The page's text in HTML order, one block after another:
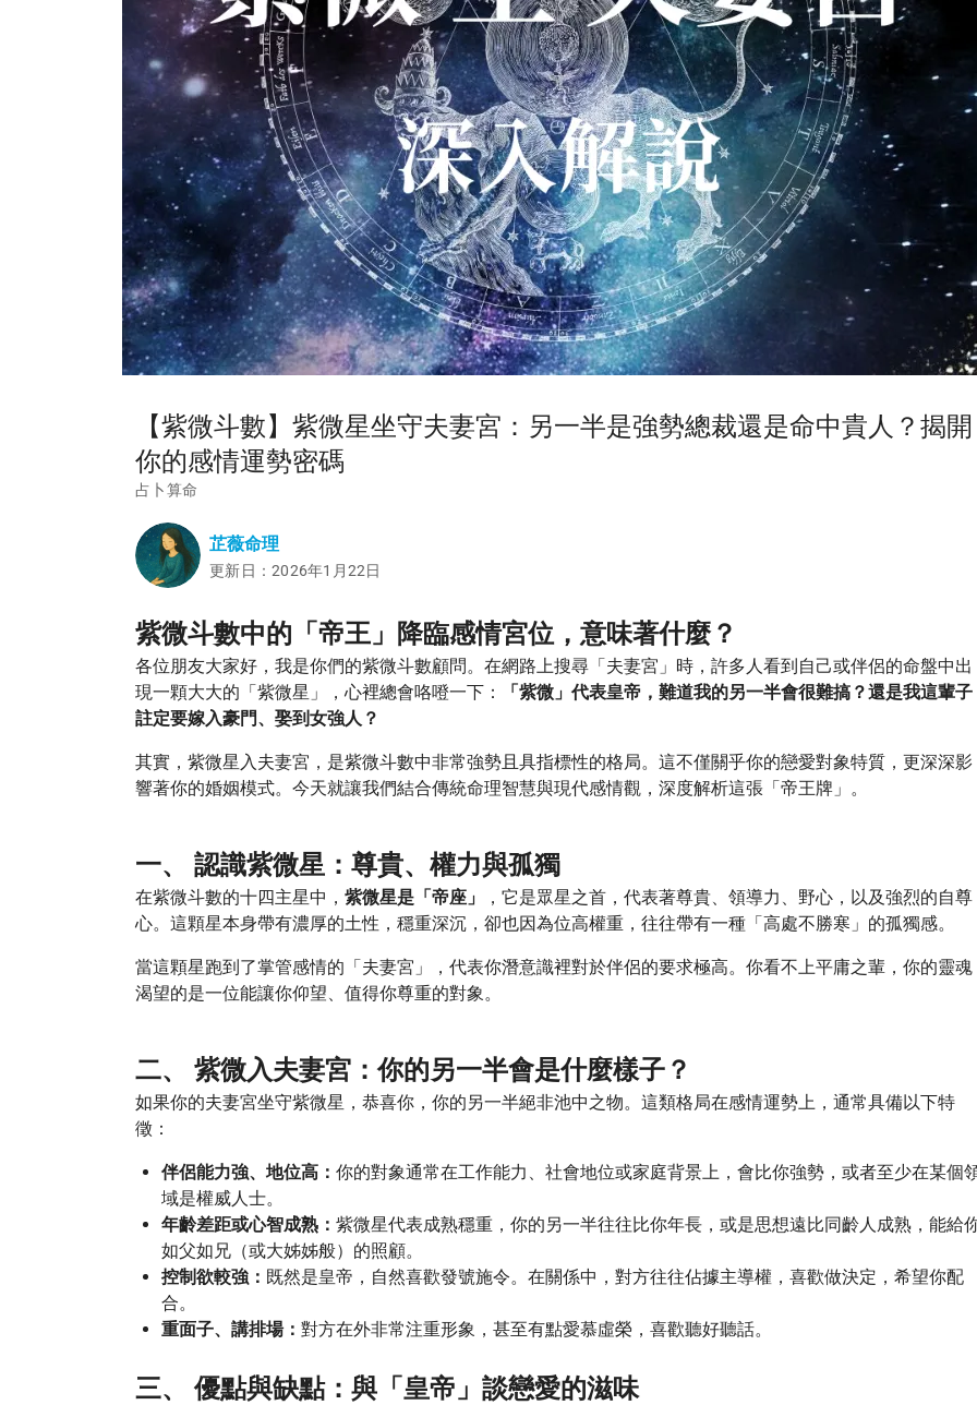
【紫微斗數】紫微星坐守夫妻宮：另一半是強勢總裁還是命中貴人？揭開
你的感情運勢密碼
占卜算命
芷薇命理
更新日：2026年1月22日
紫微斗數中的「帝王」降臨感情宮位，意味著什麼？
各位朋友大家好，我是你們的紫微斗數顧問。在網路上搜尋「夫妻宮」時，許多人看到自己或伴侶的命盤中出
現一顆大大的「紫微星」，心裡總會咯噔一下：
「紫微」代表皇帝，難道我的另一半會很難搞？還是我這輩子
註定要嫁入豪門、娶到女強人？
其實，紫微星入夫妻宮，是紫微斗數中非常強勢且具指標性的格局。這不僅關乎你的戀愛對象特質，更深深影
響著你的婚姻模式。今天就讓我們結合傳統命理智慧與現代感情觀，深度解析這張「帝王牌」。
一、 認識紫微星：尊貴、權力與孤獨
在紫微斗數的十四主星中， 紫微星是「帝座」
，它是眾星之首，代表著尊貴、領導力、野心，以及強烈的自尊
心。這顆星本身帶有濃厚的土性，穩重深沉，卻也因為位高權重，往往帶有一種「高處不勝寒」的孤獨感。
當這顆星跑到了掌管感情的「夫妻宮」，代表你潛意識裡對於伴侶的要求極高。你看不上平庸之輩，你的靈魂
渴望的是一位能讓你仰望、值得你尊重的對象。
二、 紫微入夫妻宮：你的另一半會是什麼樣子？
如果你的夫妻宮坐守紫微星，恭喜你，你的另一半絕非池中之物。這類格局在感情運勢上，通常具備以下特
徵：
伴侶能力強、地位高： 你的對象通常在工作能力、社會地位或家庭背景上，會比你強勢，或者至少在某個
域是權威人士。
年齡差距或心智成熟： 紫微星代表成熟穩重，你的另一半往往比你年長，或是思想遠比同齡人成熟，能給
如父如兄（或大姊姊般）的照顧。
控制欲較強： 既然是皇帝，自然喜歡發號施令。在關係中，對方往往佔據主導權，喜歡做決定，希望你配
合。
重面子、講排場： 對方在外非常注重形象，甚至有點愛慕虛榮，喜歡聽好聽話。
三、 優點與缺點：與「皇帝」談戀愛的滋味